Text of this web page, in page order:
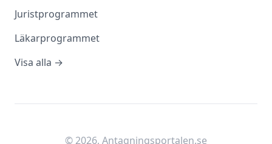
Juristprogrammet
Läkarprogrammet
Visa alla →
© 2026, Antagningsportalen.se